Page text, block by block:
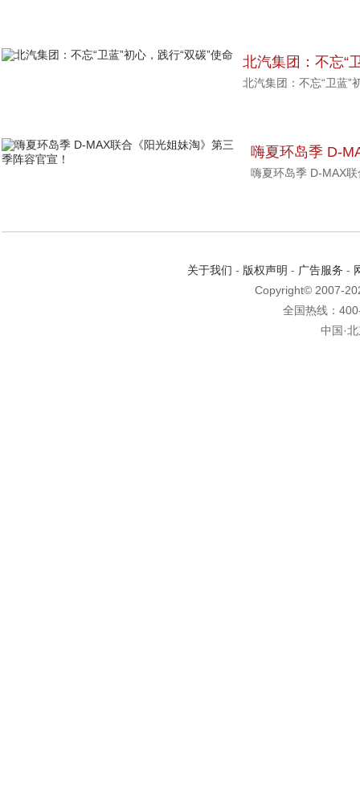
北汽集团：不忘“
北汽集团：不忘“卫蓝”
嗨夏环岛季 D-
阵容官宣！
嗨夏环岛季 D-MAX
关于我们 - 版权声明 - 广告服务 -
Copyright© 2007-
全国热线：
中国·